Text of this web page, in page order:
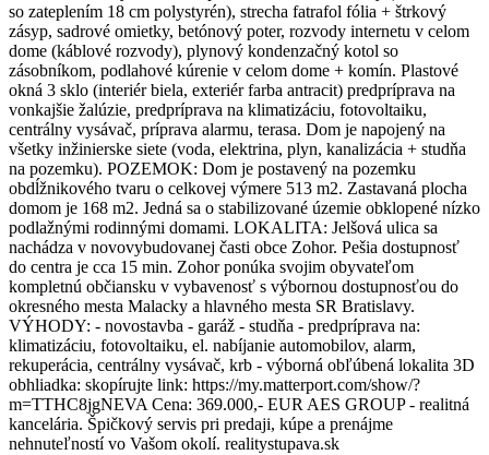
so zateplením 18 cm polystyrén), strecha fatrafol fólia + štrkový
zásyp, sadrové omietky, betónový poter, rozvody internetu v celom
dome (káblové rozvody), plynový kondenzačný kotol so
zásobníkom, podlahové kúrenie v celom dome + komín. Plastové
okná 3 sklo (interiér biela, exteriér farba antracit) predpríprava na
vonkajšie žalúzie, predpríprava na klimatizáciu, fotovoltaiku,
centrálny vysávač, príprava alarmu, terasa. Dom je napojený na
všetky inžinierske siete (voda, elektrina, plyn, kanalizácia + studňa
na pozemku). POZEMOK: Dom je postavený na pozemku
obdĺžnikového tvaru o celkovej výmere 513 m2. Zastavaná plocha
domom je 168 m2. Jedná sa o stabilizované územie obklopené nízko
podlažnými rodinnými domami. LOKALITA: Jelšová ulica sa
nachádza v novovybudovanej časti obce Zohor. Pešia dostupnosť
do centra je cca 15 min. Zohor ponúka svojim obyvateľom
kompletnú občiansku v vybavenosť s výbornou dostupnosťou do
okresného mesta Malacky a hlavného mesta SR Bratislavy.
VÝHODY: - novostavba - garáž - studňa - predpríprava na:
klimatizáciu, fotovoltaiku, el. nabíjanie automobilov, alarm,
rekuperácia, centrálny vysávač, krb - výborná obľúbená lokalita 3D
obhliadka: skopírujte link: https://my.matterport.com/show/?
m=TTHC8jgNEVA Cena: 369.000,- EUR AES GROUP - realitná
kancelária. Špičkový servis pri predaji, kúpe a prenájme
nehnuteľností vo Vašom okolí. realitystupava.sk